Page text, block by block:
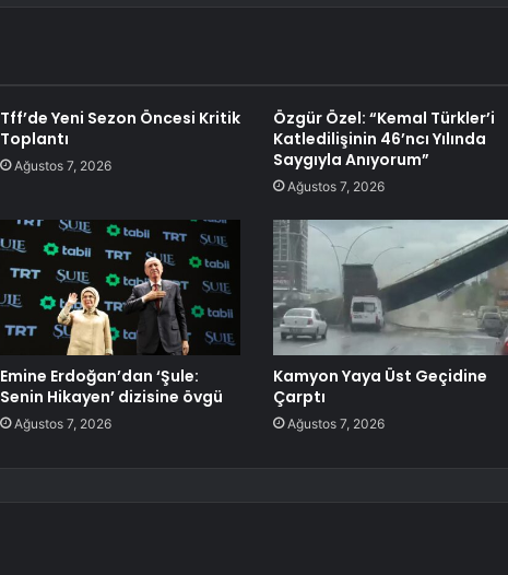
Tff’de Yeni Sezon Öncesi Kritik
Toplantı
Ağustos 7, 2026
Özgür Özel: “Kemal Türkler’i
Katledilişinin 46’ncı Yılında
Saygıyla Anıyorum”
Ağustos 7, 2026
Emine Erdoğan’dan ‘Şule:
Senin Hikayen’ dizisine övgü
Ağustos 7, 2026
Kamyon Yaya Üst Geçidine
Çarptı
Ağustos 7, 2026